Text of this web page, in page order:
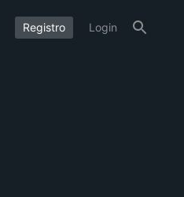
Registro Login